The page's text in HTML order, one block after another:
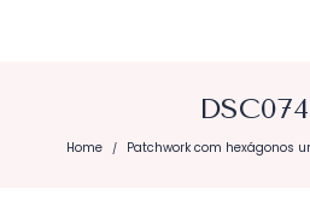
Home / Patchwork com hexágonos